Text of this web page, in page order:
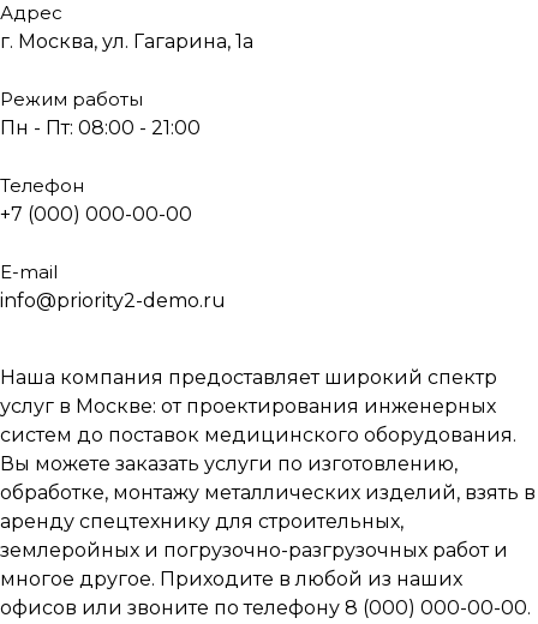
Адрес
г. Москва, ул. Гагарина, 1а
Режим работы
Пн - Пт: 08:00 - 21:00
Телефон
+7 (000) 000-00-00
E-mail
info@priority2-demo.ru
Наша компания предоставляет широкий спектр
услуг в Москве: от проектирования инженерных
систем до поставок медицинского оборудования.
Вы можете заказать услуги по изготовлению,
обработке, монтажу металлических изделий, взять в
аренду спецтехнику для строительных,
землеройных и погрузочно-разгрузочных работ и
многое другое. Приходите в любой из наших
офисов или звоните по телефону 8 (000) 000-00-00.